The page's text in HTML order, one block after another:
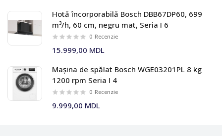
Hotă încorporabilă Bosch DBB67DP60, 699
m³/h, 60 cm, negru mat, Seria I 6
0 Recenzie
15.999,00 MDL
Mașina de spălat Bosch WGE03201PL 8 kg
1200 rpm Seria I 4
0 Recenzie
9.999,00 MDL